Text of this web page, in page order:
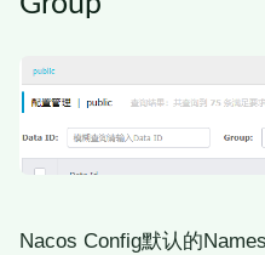
Nacos Config默认的